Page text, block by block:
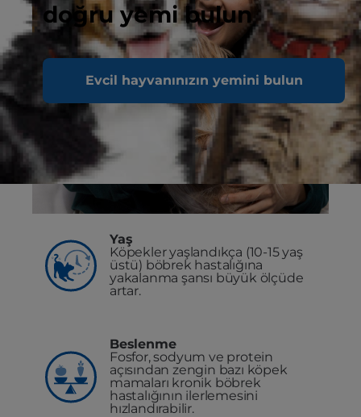
doğru yemi bulun
Evcil hayvanınızın yemini bulun
Yaş
Köpekler yaşlandıkça (10-15 yaş
üstü) böbrek hastalığına
yakalanma şansı büyük ölçüde
artar.
Beslenme
Fosfor, sodyum ve protein
açısından zengin bazı köpek
mamaları kronik böbrek
hastalığının ilerlemesini
hızlandırabilir.